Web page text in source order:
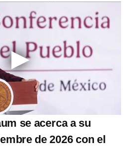
se acerca a su
de 2026 con el